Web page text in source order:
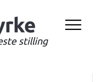
stilling